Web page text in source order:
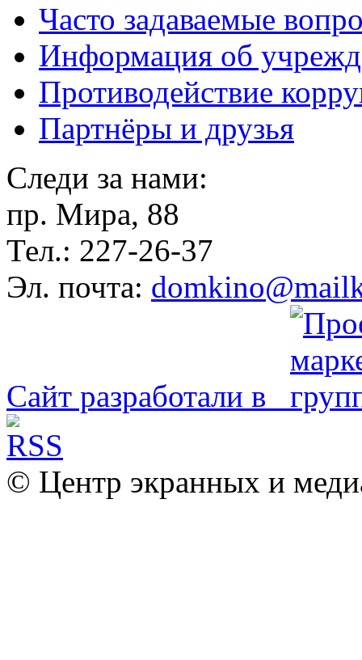
Часто задаваемые
Информация об
Противодействие
Партнёры и друзья
Следи за нами:
пр. Мира, 88
Тел.: 227-26-37
Эл. почта:
Сайт разработали в
© Центр экранных и